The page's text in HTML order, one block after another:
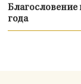
Благословение
года